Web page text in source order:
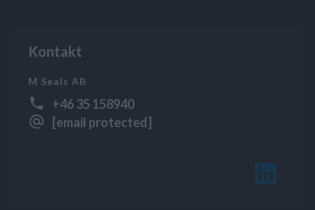
Kontakt
M Seals AB
+46 35 158940
[email protected]